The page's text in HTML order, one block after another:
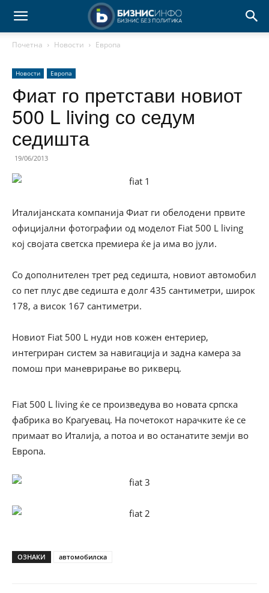
Почетна Новости Европа
Новости Европа
Фиат го претстави новиот
500 L living со седум
седишта
19/06/2013
Италијанската компанија Фиат ги обелодени првите
официјални фотографии од моделот Fiat 500 L living
кој својата светска премиера ќе ја има во јули.
Со дополнителен трет ред седишта, новиот автомобил
со пет плус две седишта е долг 435 сантиметри, широк
178, а висок 167 сантиметри.
Новиот Fiat 500 L нуди нов кожен ентериер,
интегриран систем за навигација и задна камера за
помош при маневрирање во рикверц.
Fiat 500 L living ќе се произведува во новата српска
фабрика во Крагуевац. На почетокот нарачките ќе се
примаат во Италија, а потоа и во останатите земји во
Европа.
ОЗНАКИ автомобилска